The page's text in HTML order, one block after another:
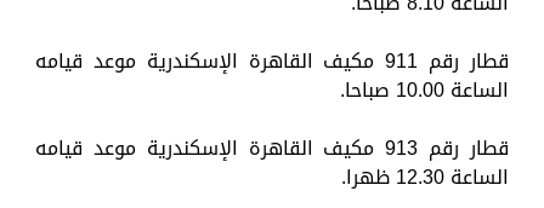
قطار رقم 911 مكيف القاهرة الإسكندرية موعد قيامه
الساعة 10.00 صباحا.
قطار رقم 913 مكيف القاهرة الإسكندرية موعد قيامه
الساعة 12.30 ظهرا.